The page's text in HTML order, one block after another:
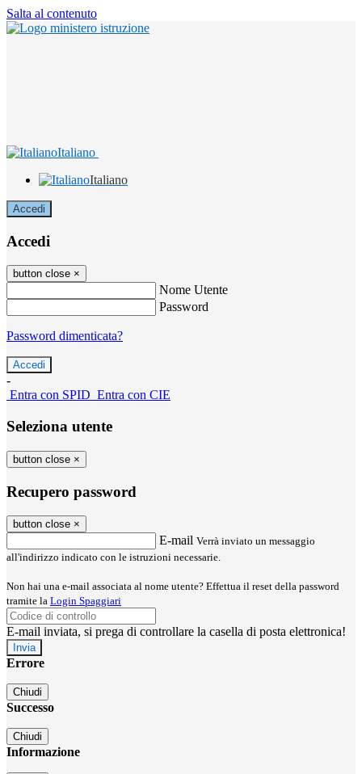
Salta al contenuto
Italiano
Italiano
Accedi
Accedi
button close ×
Nome Utente
Password
Password dimenticata?
-
Entra con SPID Entra con CIE
Seleziona utente
button close ×
Recupero password
button close ×
E-mail Verrà inviato un messaggio
all'indirizzo indicato con le istruzioni necessarie.
Non hai una e-mail associata al nome utente? Effettua il reset della password
tramite la Login Spaggiari
E-mail inviata, si prega di controllare la casella di posta elettronica!
Errore
Chiudi
Successo
Chiudi
Informazione